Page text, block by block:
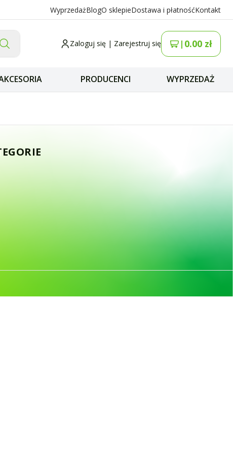
WyprzedażBlogO sklepieDostawa i płatnośćKontakt
Zaloguj się | Zarejestruj się | 0.00 zł
PRODUCENCI WYPRZEDAŻ
okablowania)